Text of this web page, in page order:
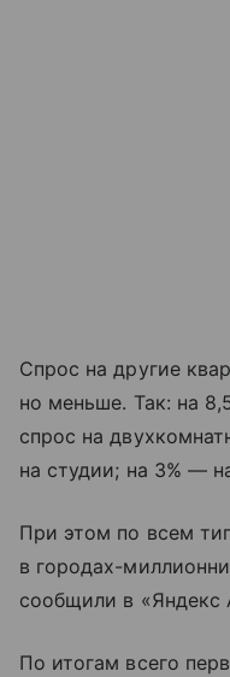
Спрос на другие
но меньше. Так: на
спрос на
на студии; на 3% —
При этом по всем
в городах-
сообщили в «Яндекс
По итогам всего